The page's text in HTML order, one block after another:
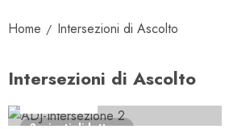
Home Intersezioni di Ascolto
Intersezioni di Ascolto